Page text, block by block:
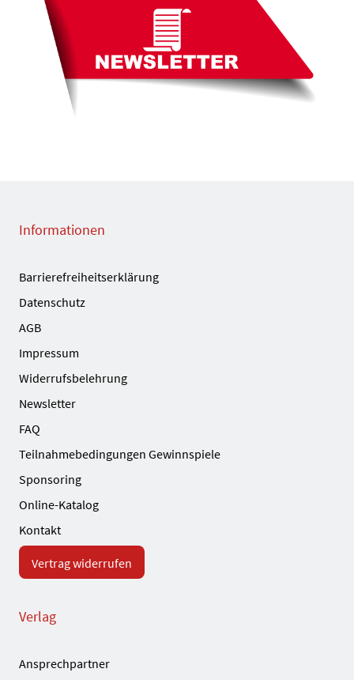
Informationen
Barrierefreiheitserklärung
Datenschutz
AGB
Impressum
Widerrufsbelehrung
Newsletter
FAQ
Teilnahmebedingungen Gewinnspiele
Sponsoring
Online-Katalog
Kontakt
Vertrag widerrufen
Verlag
Ansprechpartner